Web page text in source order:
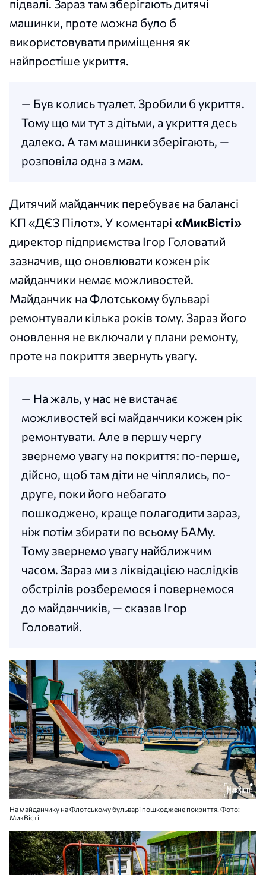
підвалі. Зараз там зберігають дитячі
машинки, проте можна було б
використовувати приміщення як
найпростіше укриття.
— Був колись туалет. Зробили б укриття.
Тому що ми тут з дітьми, а укриття десь
далеко. А там машинки зберігають, —
розповіла одна з мам.
Дитячий майданчик перебуває на балансі
КП «ДЄЗ Пілот». У коментарі «МикВісті»
директор підприємства Ігор Головатий
зазначив, що оновлювати кожен рік
майданчики немає можливостей.
Майданчик на Флотському бульварі
ремонтували кілька років тому. Зараз його
оновлення не включали у плани ремонту,
проте на покриття звернуть увагу.
— На жаль, у нас не вистачає
можливостей всі майданчики кожен рік
ремонтувати. Але в першу чергу
звернемо увагу на покриття: по-перше,
дійсно, щоб там діти не чіплялись, по-
друге, поки його небагато
пошкоджено, краще полагодити зараз,
ніж потім збирати по всьому БАМу.
Тому звернемо увагу найближчим
часом. Зараз ми з ліквідацією наслідків
обстрілів розберемося і повернемося
до майданчиків, — сказав Ігор
Головатий.
На майданчику на Флотському бульварі пошкоджене покриття. Фото:
МикВісті